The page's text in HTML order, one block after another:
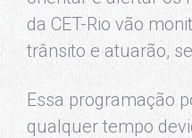
da CET-Rio vão
trânsito e atuarão,
Essa programação
qualquer tempo